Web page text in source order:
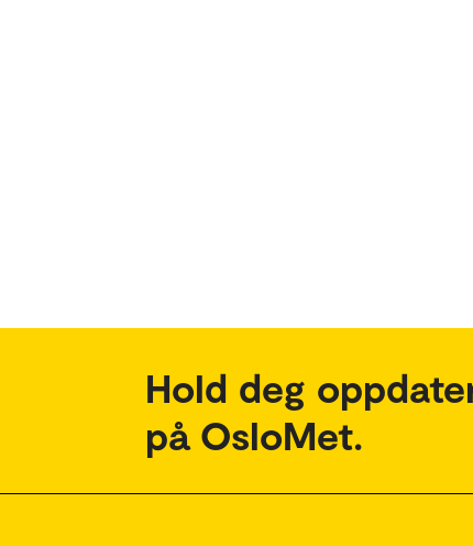
Hold deg
på OsloMet.